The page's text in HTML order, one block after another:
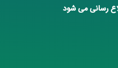
رسانی می شود